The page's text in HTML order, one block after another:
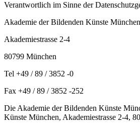
Verantwortlich im Sinne der
Akademie der Bildenden Künste München
Akademiestrasse 2-4
80799 München
Tel +49 / 89 / 3852 -0
Fax +49 / 89 / 3852 -252
Die Akademie der Bildenden Künste
Künste München, Akademiestrasse 2-4,